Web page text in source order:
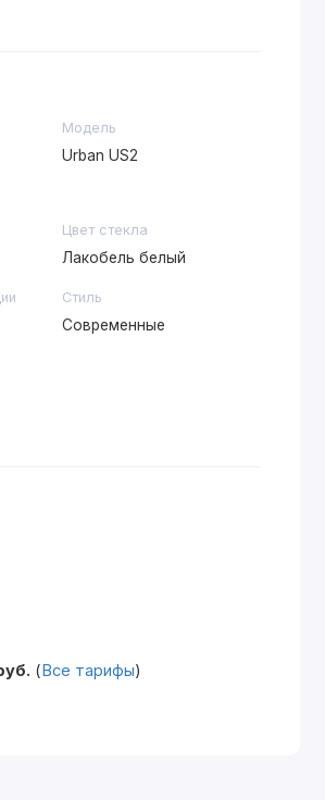
Модель
Urban US2
Цвет стекла
Лакобель белый
Стиль
Современные
(Все тарифы)